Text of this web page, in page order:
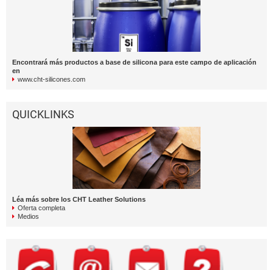
Encontrará más productos a base de silicona para este campo de aplicación
en
www.cht-silicones.com
QUICKLINKS
Léa más sobre los CHT Leather Solutions
Oferta completa
Medios